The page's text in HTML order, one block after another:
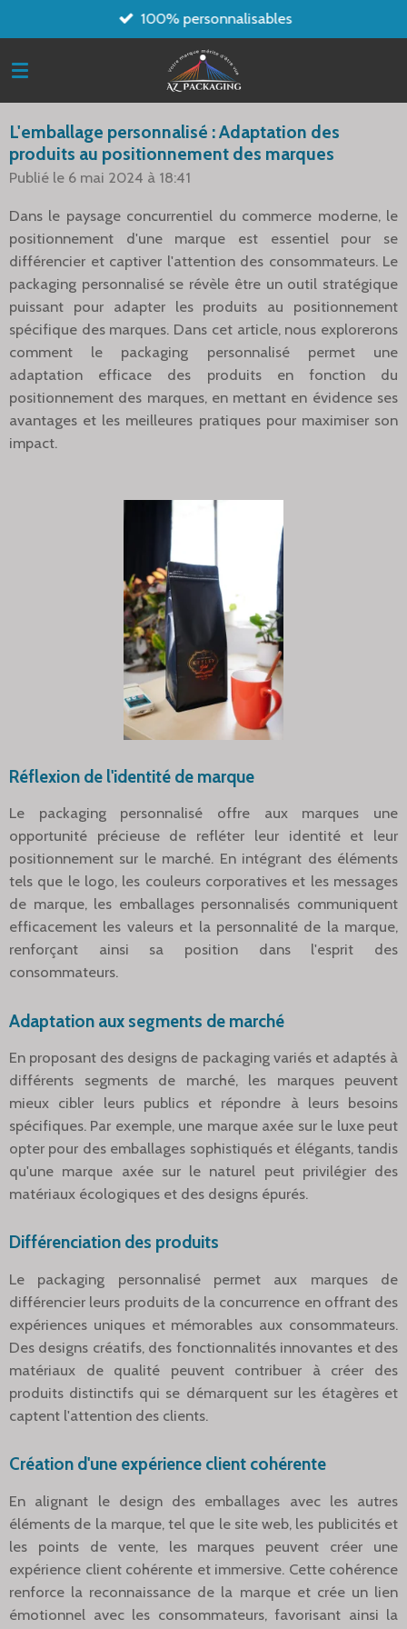
au
contenu
100% personnalisables
L'emballage personnalisé : Adaptation des
produits au positionnement des marques
Publié le 6 mai 2024 à 18:41
Dans le paysage concurrentiel du commerce moderne, le
positionnement d'une marque est essentiel pour se
différencier et captiver l'attention des consommateurs. Le
packaging personnalisé se révèle être un outil stratégique
puissant pour adapter les produits au positionnement
spécifique des marques. Dans cet article, nous explorerons
comment le packaging personnalisé permet une
adaptation efficace des produits en fonction du
positionnement des marques, en mettant en évidence ses
avantages et les meilleures pratiques pour maximiser son
impact.
Réflexion de l'identité de marque
Le packaging personnalisé offre aux marques une
opportunité précieuse de refléter leur identité et leur
positionnement sur le marché. En intégrant des éléments
tels que le logo, les couleurs corporatives et les messages
de marque, les emballages personnalisés communiquent
efficacement les valeurs et la personnalité de la marque,
renforçant ainsi sa position dans l'esprit des
consommateurs.
Adaptation aux segments de marché
En proposant des designs de packaging variés et adaptés à
différents segments de marché, les marques peuvent
mieux cibler leurs publics et répondre à leurs besoins
spécifiques. Par exemple, une marque axée sur le luxe peut
opter pour des emballages sophistiqués et élégants, tandis
qu'une marque axée sur le naturel peut privilégier des
matériaux écologiques et des designs épurés.
Différenciation des produits
Le packaging personnalisé permet aux marques de
différencier leurs produits de la concurrence en offrant des
expériences uniques et mémorables aux consommateurs.
Des designs créatifs, des fonctionnalités innovantes et des
matériaux de qualité peuvent contribuer à créer des
produits distinctifs qui se démarquent sur les étagères et
captent l'attention des clients.
Création d'une expérience client cohérente
En alignant le design des emballages avec les autres
éléments de la marque, tel que le site web, les publicités et
les points de vente, les marques peuvent créer une
expérience client cohérente et immersive. Cette cohérence
renforce la reconnaissance de la marque et crée un lien
émotionnel avec les consommateurs, favorisant ainsi la